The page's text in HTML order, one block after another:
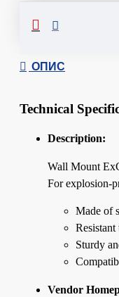
ОПИС
Technical
Description:
Wall Mount
For explosion-
Made of
Sturdy
Vendor